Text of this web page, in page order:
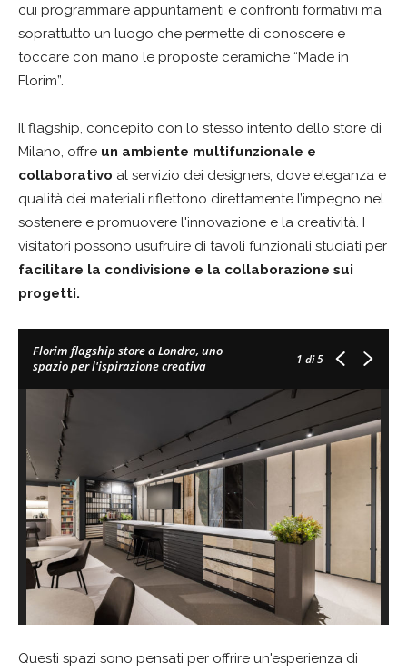
cui programmare appuntamenti e confronti formativi ma
soprattutto un luogo che permette di conoscere e
toccare con mano le proposte ceramiche “Made in
Florim”.
Il flagship, concepito con lo stesso intento dello store di
Milano, offre un ambiente multifunzionale e
collaborativo al servizio dei designers, dove eleganza e
qualità dei materiali riflettono direttamente l’impegno nel
sostenere e promuovere l'innovazione e la creatività. I
visitatori possono usufruire di tavoli funzionali studiati per
facilitare la condivisione e la collaborazione sui
progetti.
Florim flagship store a Londra, uno
spazio per l'ispirazione creativa
1 di 5
Questi spazi sono pensati per offrire un'esperienza di